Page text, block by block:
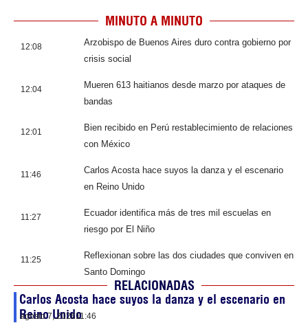
MINUTO A MINUTO
12:08
Arzobispo de Buenos Aires duro contra gobierno por
crisis social
12:04
Mueren 613 haitianos desde marzo por ataques de
bandas
12:01
Bien recibido en Perú restablecimiento de relaciones
con México
11:46
Carlos Acosta hace suyos la danza y el escenario
en Reino Unido
11:27
Ecuador identifica más de tres mil escuelas en
riesgo por El Niño
11:25
Reflexionan sobre las dos ciudades que conviven en
Santo Domingo
RELACIONADAS
Carlos Acosta hace suyos la danza y el escenario en
Reino Unido
agosto 7, 202611:46